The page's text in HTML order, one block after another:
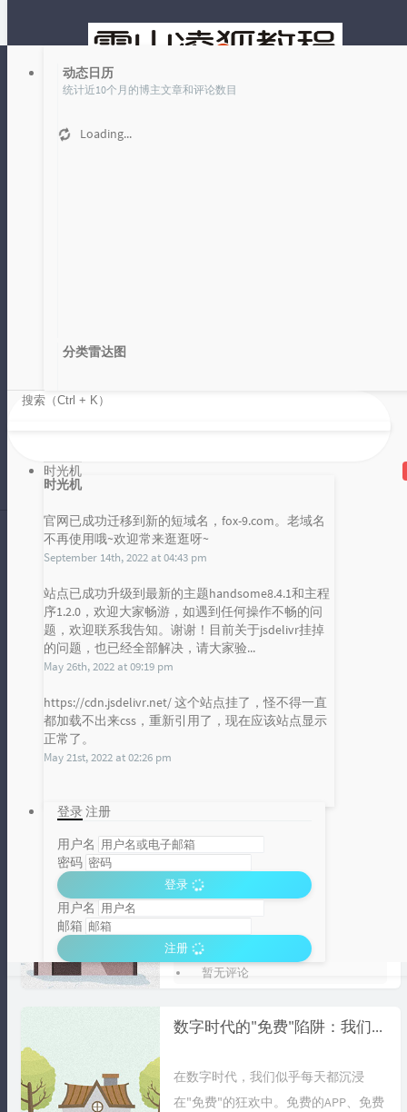
动态日历
统计近10个月的博主文章和评论数目
Loading...
分类雷达图
Loading...
发布统计图
Loading...
时光机
时光机
官网已成功迁移到新的短域名，fox-9.com。老域名
不再使用哦~欢迎常来逛逛呀~
September 14th, 2022 at 04:43 pm
站点已成功升级到最新的主题handsome8.4.1和主程
序1.2.0，欢迎大家畅游，如遇到任何操作不畅的问
题，欢迎联系我告知。谢谢！目前关于jsdelivr挂掉
的问题，也已经全部解决，请大家验...
May 26th, 2022 at 09:19 pm
https://cdn.jsdelivr.net/ 这个站点挂了，怪不得一直
都加载不出来css，重新引用了，现在应该站点显示
正常了。
May 21st, 2022 at 02:26 pm
登录注册
用户名
密码
登录
用户名
邮箱
注册
改变着我们的生活方式。然而，随着
AI技...
雪山凌狐
2024 年 06 月 28 日
能（AI）如同一位无所不能的魔法
师，以其强大的力量和智慧，悄然改
在这个数字化飞速发展的时代，我们
每天都在与各种智能设备、网络应用
效。然而...
雪山凌狐
2024 年 06 月 27 日
暂无评论
数字时代的"免费"陷阱：我们真的在占便宜吗？
在数字时代，我们似乎每天都沉浸
在"免费"的狂欢中。免费的APP、免费